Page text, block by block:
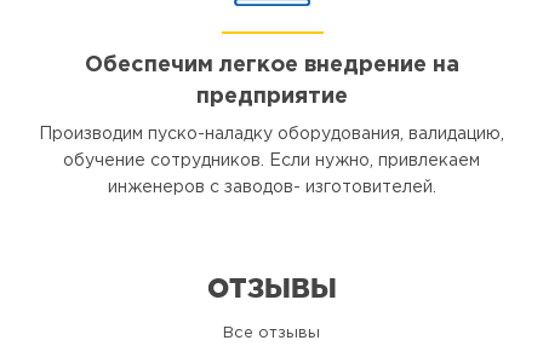
Обеспечим легкое внедрение на
предприятие
Производим пуско-наладку оборудования, валидацию,
обучение сотрудников. Если нужно, привлекаем
инженеров с заводов- изготовителей.
ОТЗЫВЫ
Все отзывы